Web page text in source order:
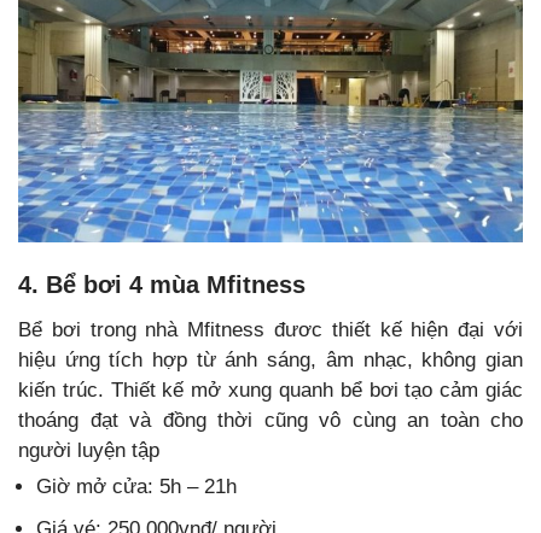
4. Bể bơi 4 mùa Mfitness
Bể bơi trong nhà Mfitness đươc thiết kế hiện đại với
hiệu ứng tích hợp từ ánh sáng, âm nhạc, không gian
kiến trúc. Thiết kế mở xung quanh bể bơi tạo cảm giác
thoáng đạt và đồng thời cũng vô cùng an toàn cho
người luyện tập
Giờ mở cửa: 5h – 21h
Giá vé: 250.000vnđ/ người